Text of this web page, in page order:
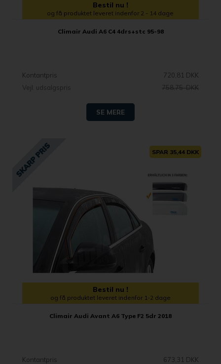
Bestil nu !
og få produktet leveret indenfor 2 - 14 dage
Climair Audi A6 C4 4drs+stc 95-98
Kontantpris
720,81 DKK
Vejl. udsalgspris
758,75 DKK
SE MERE
SPAR 35,44 DKK
Bestil nu !
og få produktet leveret indenfor 1-2 dage
Climair Audi Avant A6 Type F2 5dr 2018
Kontantpris
673,31 DKK